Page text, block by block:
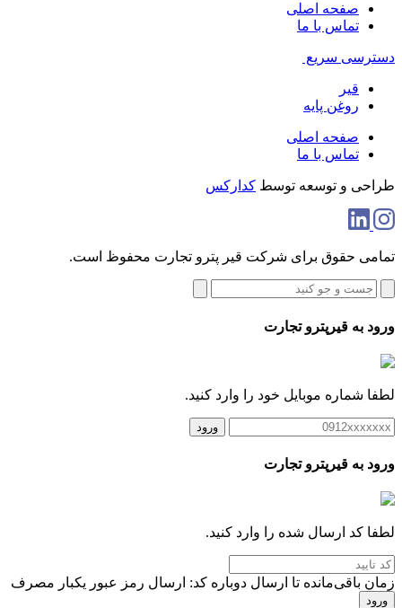
صفحه اصلی
تماس با ما
دسترسی سریع
قیر
روغن پایه
صفحه اصلی
تماس با ما
طراحی و توسعه توسط کدارکس
تمامی حقوق برای شرکت قیر پترو تجارت محفوظ است.
ورود به قیرپترو تجارت
لطفا شماره موبایل خود را وارد کنید.
ورود
ورود به قیرپترو تجارت
لطفا کد ارسال شده را وارد کنید.
زمان باقی‌مانده تا ارسال دوباره کد: ارسال رمز عبور یکبار مصرف
ورود